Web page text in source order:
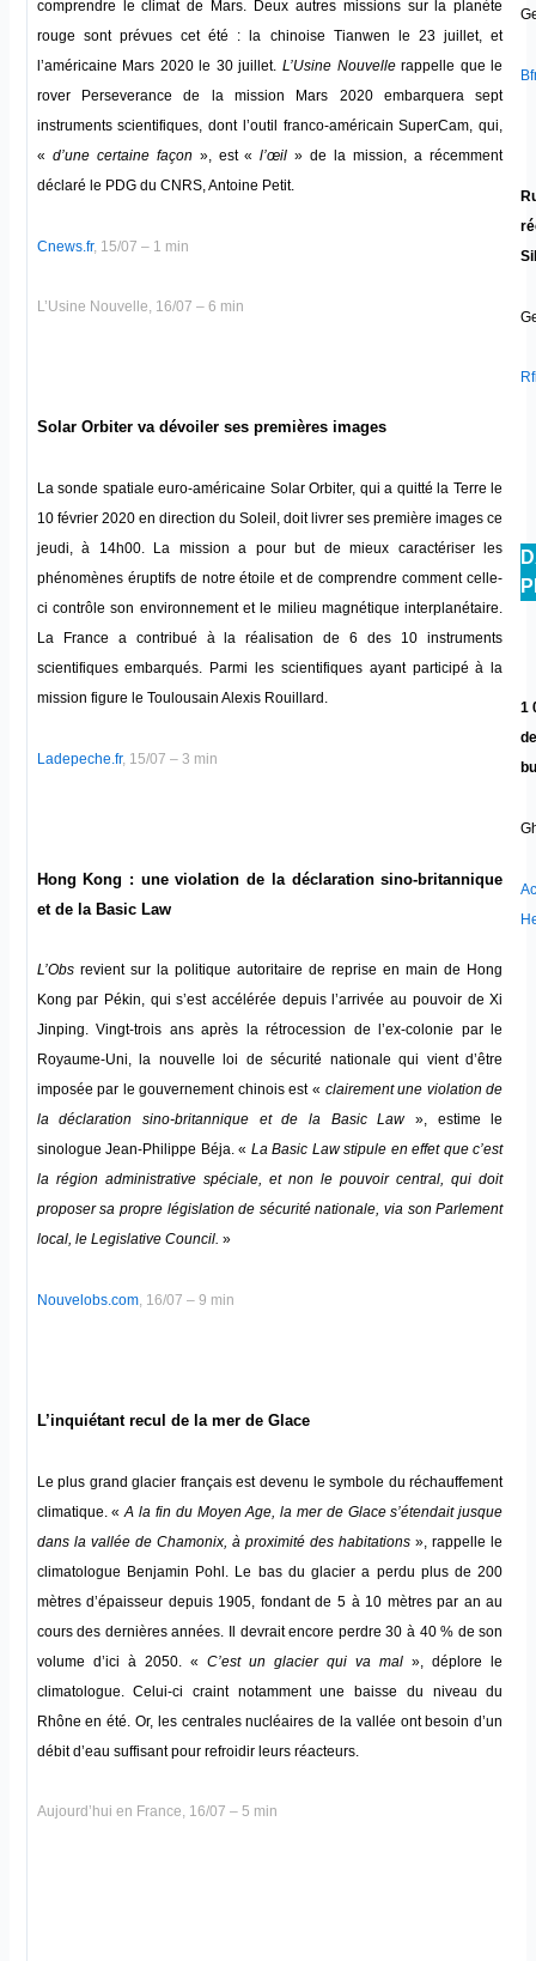
1
comprendre le climat de Mars. Deux autres missions sur la planète
rouge sont prévues cet été : la chinoise Tianwen le 23 juillet, et
l’américaine Mars 2020 le 30 juillet.L’Usine Nouvellerappelle que le
rover Perseverance de la mission Mars 2020 embarquera sept
instruments scientifiques, dont l’outil franco-américain SuperCam, qui,
« d’une certaine façon », est «l’œil » de la mission, a récemment
déclaré le PDG du CNRS, Antoine Petit.
Cnews.fr, 15/07 – 1 min
L’Usine Nouvelle, 16/07 – 6 min
Solar Orbiter va dévoiler ses premières images
La sonde spatiale euro-américaine Solar Orbiter, qui a quitté la Terre le
10 février 2020 en direction du Soleil, doit livrer ses première images ce
jeudi, à 14h00. La mission a pour but de mieux caractériser les
phénomènes éruptifs de notre étoile et de comprendre comment celle-
ci contrôle son environnement et le milieu magnétique interplanétaire.
La France a contribué à la réalisation de 6 des 10 instruments
scientifiques embarqués. Parmi les scientifiques ayant participé à la
mission figure le Toulousain Alexis Rouillard.
Ladepeche.fr, 15/07 – 3 min
Hong Kong : une violation de la déclaration sino-britannique
et de la Basic Law
L’Obsrevient sur la politique autoritaire de reprise en main de Hong
Kong par Pékin, qui s’est accélérée depuis l’arrivée au pouvoir de Xi
Jinping. Vingt-trois ans après la rétrocession de l’ex-colonie par le
Royaume-Uni, la nouvelle loi de sécurité nationale qui vient d’être
imposée par le gouvernement chinois est « clairement une violation de
la déclaration sino-britannique et de la Basic Law », estime le
sinologue Jean-Philippe Béja. « La Basic Law stipule en effet que c’est
la région administrative spéciale, et non le pouvoir central, qui doit
proposer sa propre législation de sécurité nationale, via son Parlement
local, le Legislative Council. »
Nouvelobs.com, 16/07 – 9 min
L’inquiétant recul de la mer de Glace
Le plus grand glacier français est devenu le symbole du réchauffement
climatique. «A la fin du Moyen Age, la mer de Glace s’étendait jusque
dans la vallée de Chamonix, à proximité des habitations », rappelle le
climatologue Benjamin Pohl. Le bas du glacier a perdu plus de 200
mètres d’épaisseur depuis 1905, fondant de 5 à 10 mètres par an au
cours des dernières années. Il devrait encore perdre 30 à 40 % de son
volume d’ici à 2050. « C’est un glacier qui va mal », déplore le
climatologue. Celui-ci craint notamment une baisse du niveau du
Rhône en été. Or, les centrales nucléaires de la vallée ont besoin d’un
débit d’eau suffisant pour refroidir leurs réacteurs.
Aujourd’hui en France, 16/07 – 5 min